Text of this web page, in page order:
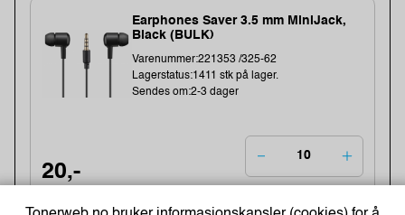
Earphones Saver 3.5 mm MiniJack,
Black (BULK)
Varenummer:221353 /325-62
Lagerstatus:1411 stk på lager.
Sendes om:2-3 dager
20,-
Kjøp